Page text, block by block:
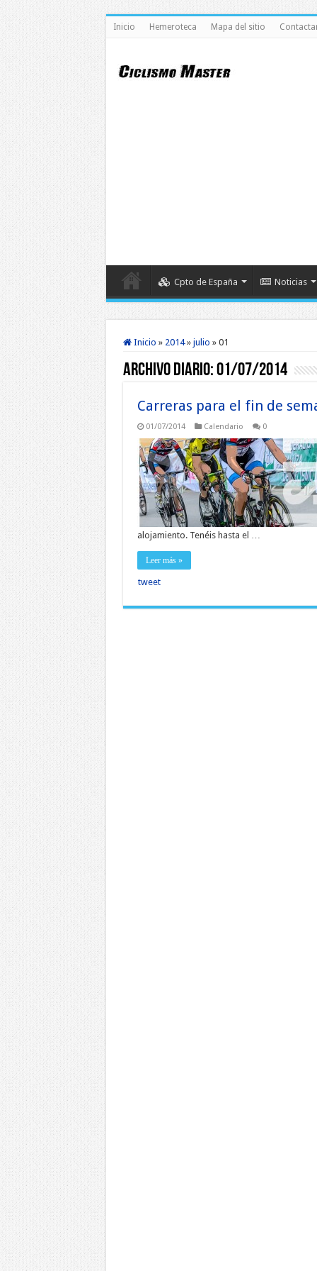
Inicio Hemeroteca Mapa del sitio
Cpto de España Noticias
Inicio » 2014 » julio » 01
Archivo diario:01/07/2014
Carreras para el fin de
01/07/2014 Calendario 0
alojamiento. Tenéis hasta el …
Leer más »
tweet